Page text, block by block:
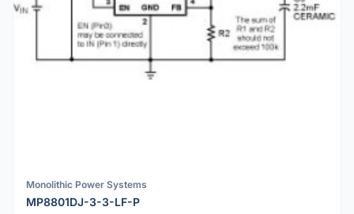
Monolithic Power Systems
MP8801DJ-3-3-LF-P